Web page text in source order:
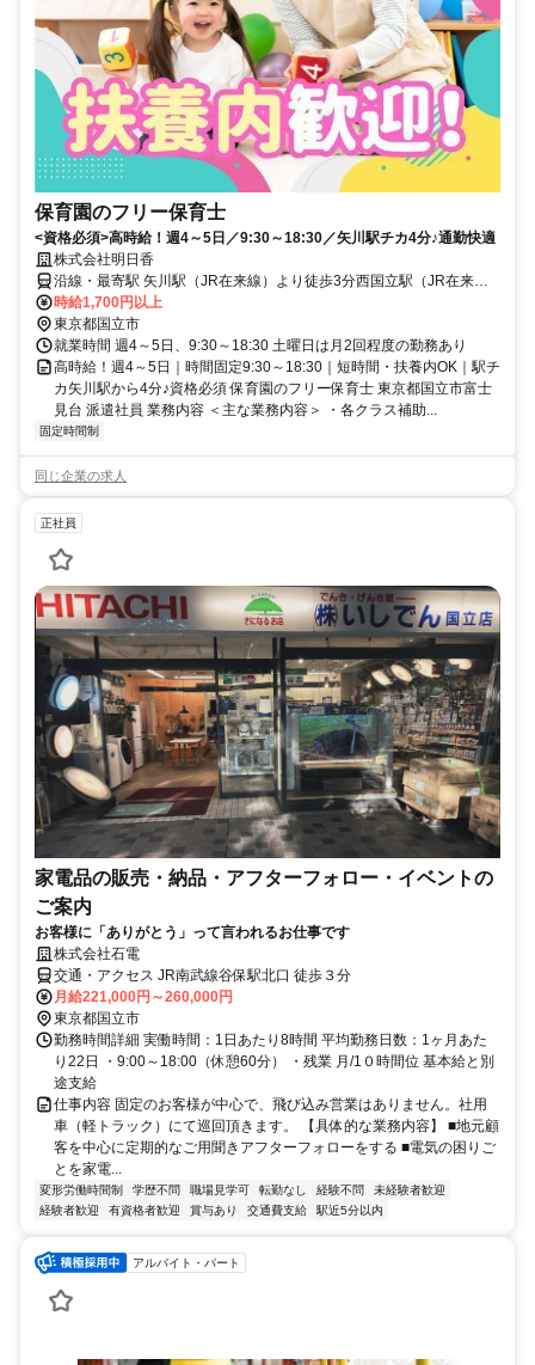
保育園のフリー保育士
<資格必須>高時給！週4～5日／9:30～18:30／矢川駅チカ4分♪通勤快適
株式会社明日香
沿線・最寄駅 矢川駅（JR在来線）より徒歩3分西国立駅（JR在来
線）より徒歩17分谷保駅（JR在来線）より徒歩21分
時給1,700円以上
東京都国立市
就業時間 週4～5日、9:30～18:30 土曜日は月2回程度の勤務あり
高時給！週4～5日｜時間固定9:30～18:30｜短時間・扶養内OK｜駅チ
カ矢川駅から4分♪資格必須 保育園のフリー保育士 東京都国立市富士
見台 派遣社員 業務内容 ＜主な業務内容＞ ・各クラス補助...
固定時間制
同じ企業の求人
正社員
家電品の販売・納品・アフターフォロー・イベントの
ご案内
お客様に「ありがとう」って言われるお仕事です
株式会社石電
交通・アクセス JR南武線谷保駅北口 徒歩３分
月給221,000円～260,000円
東京都国立市
勤務時間詳細 実働時間：1日あたり8時間 平均勤務日数：1ヶ月あた
り22日 ・9:00～18:00（休憩60分） ・残業 月/1０時間位 基本給と別
途支給
仕事内容 固定のお客様が中心で、飛び込み営業はありません。社用
車（軽トラック）にて巡回頂きます。 【具体的な業務内容】 ■地元顧
客を中心に定期的なご用聞きアフターフォローをする ■電気の困りご
とを家電...
変形労働時間制 学歴不問 職場見学可 転勤なし 経験不問
未経験者歓迎
経験者歓迎
有資格者歓迎 賞与あり 交通費支給 駅近5分以内
アルバイト・パート